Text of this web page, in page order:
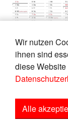
Wir nutzen
ihnen sind
diese
Alle
06.11.2020 –
BRANDSchutz